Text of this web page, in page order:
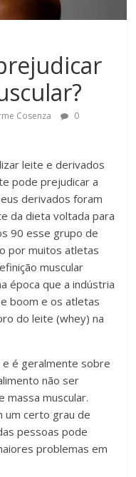
Cosenza
0
leite e derivados
pode prejudicar a
derivados foram
da dieta voltada para
90 esse grupo de
por muitos atletas
muscular
época que a indústria
boom e os atletas
do leite (whey) na
é geralmente sobre
não ser
massa muscular.
um certo grau de
pessoas pode
problemas em